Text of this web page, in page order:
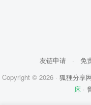
友链申请 · 免
Copyright © 2026 · 狐狸分享
床 ·